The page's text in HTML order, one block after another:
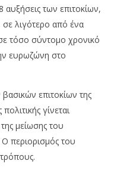
των επιτοκίων,
λιγότερο από ένα
τόσο σύντομο χρονικό
ευρωζώνη στο
επιτοκίων της
γίνεται
μείωσης του
περιορισμός του